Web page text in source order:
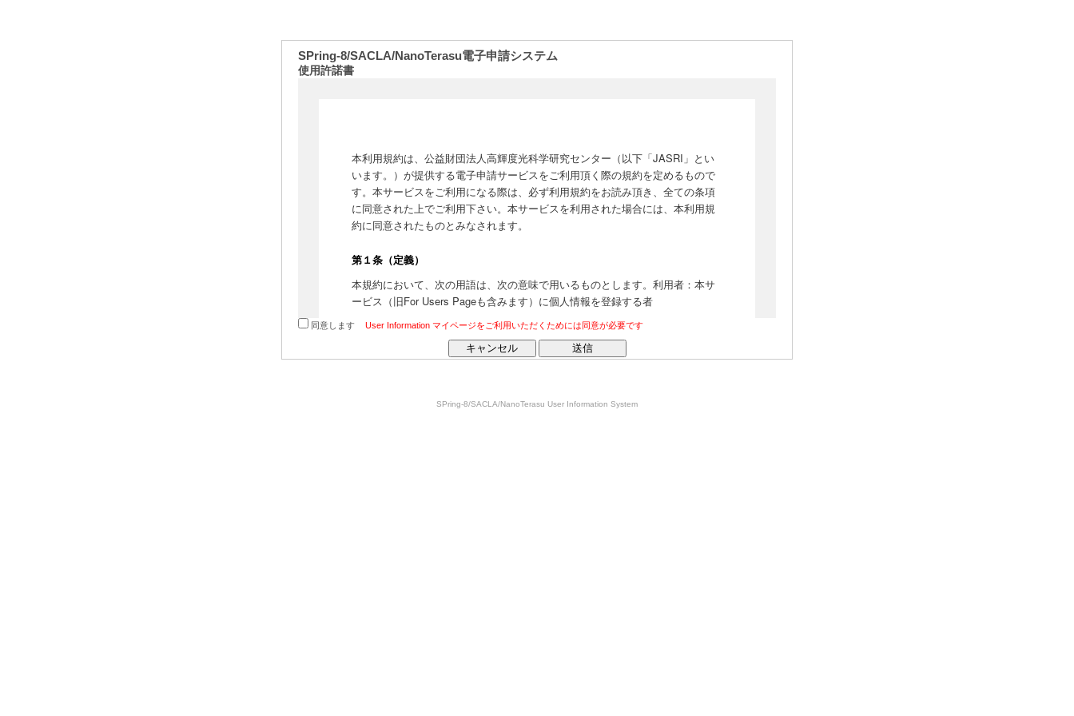
SPring-8/SACLA/NanoTerasu電子申請システム
使用許諾書
同意します User Information マイページをご利用いただくためには同意が必要です
SPring-8/SACLA/NanoTerasu User Information System